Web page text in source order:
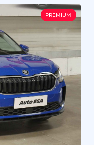
PREMIUM